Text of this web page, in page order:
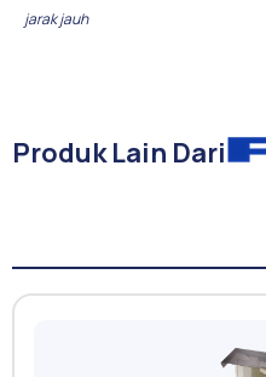
jarak jauh
Produk Lain Dari